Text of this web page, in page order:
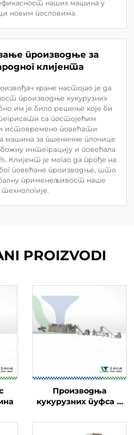
наших машина у
новим пословима.
производње за
клијента
хране настојао је да
производње кукурузних
им је било решење које би
са постојећим
истовремено повећати
машина за пшеничне плочице
интеграцију и повећала
Клијент је могао да прође на
повећане производње, што
применељивост наше
технологије.
PROIZVODI
Производња
кукурузних пуфса и